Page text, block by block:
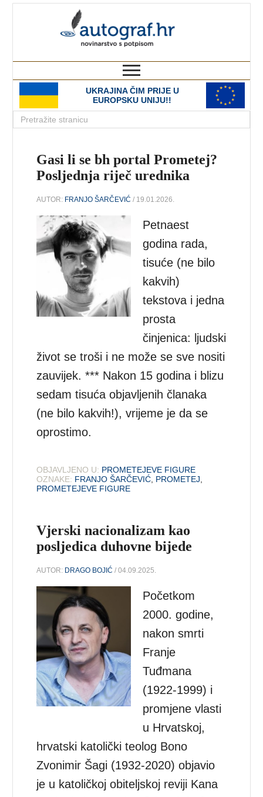
UKRAJINA ČIM PRIJE U
EUROPSKU UNIJU!!
Gasi li se bh portal Prometej?
Posljednja riječ urednika
AUTOR: FRANJO ŠARČEVIĆ / 19.01.2026.
Petnaest
godina rada,
tisuće (ne bilo
kakvih)
tekstova i jedna
prosta
činjenica: ljudski
život se troši i ne može se sve nositi
zauvijek. *** Nakon 15 godina i blizu
sedam tisuća objavljenih članaka
(ne bilo kakvih!), vrijeme je da se
oprostimo.
OBJAVLJENO U: PROMETEJEVE FIGURE
OZNAKE: FRANJO ŠARČEVIĆ PROMETEJ
PROMETEJEVE FIGURE
Vjerski nacionalizam kao
posljedica duhovne bijede
AUTOR: DRAGO BOJIĆ / 04.09.2025.
Početkom
2000. godine,
nakon smrti
Franje
Tuđmana
(1922-1999) i
promjene vlasti
u Hrvatskoj,
hrvatski katolički teolog Bono
Zvonimir Šagi (1932-2020) objavio
je u katoličkoj obiteljskoj reviji Kana